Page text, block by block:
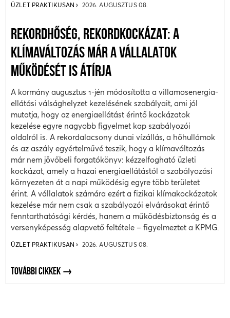
ÜZLET PRAKTIKUSAN 2026. AUGUSZTUS 08.
REKORDHŐSÉG, REKORDKOCKÁZAT: A
KLÍMAVÁLTOZÁS MÁR A VÁLLALATOK
MŰKÖDÉSÉT IS ÁTÍRJA
A kormány augusztus 1-jén módosította a villamosenergia-
ellátási válsághelyzet kezelésének szabályait, ami jól
mutatja, hogy az energiaellátást érintő kockázatok
kezelése egyre nagyobb figyelmet kap szabályozói
oldalról is. A rekordalacsony dunai vízállás, a hőhullámok
és az aszály egyértelművé teszik, hogy a klímaváltozás
már nem jövőbeli forgatókönyv: kézzelfogható üzleti
kockázat, amely a hazai energiaellátástól a szabályozási
környezeten át a napi működésig egyre több területet
érint. A vállalatok számára ezért a fizikai klímakockázatok
kezelése már nem csak a szabályozói elvárásokat érintő
fenntarthatósági kérdés, hanem a működésbiztonság és a
versenyképesség alapvető feltétele – figyelmeztet a KPMG.
ÜZLET PRAKTIKUSAN 2026. AUGUSZTUS 08.
TOVÁBBI CIKKEK